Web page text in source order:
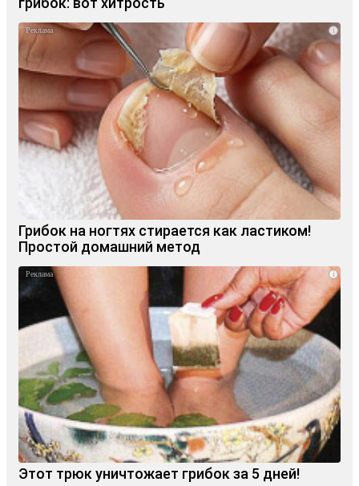
i
Грибок на ногтях стирается как ластиком!
Простой домашний метод
i
Этот трюк уничтожает грибок за 5 дней!